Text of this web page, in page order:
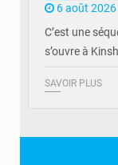
6 août 2026
C’est une
s’ouvre à
SAVOIR PLUS